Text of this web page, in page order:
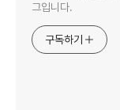
그입니다.
구독하기